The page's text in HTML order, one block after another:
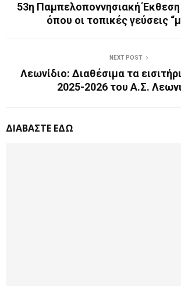
53η Παμπελοποννησιακή Έκθεση
όπου οι τοπικές γεύσεις
NEXT POST
Λεωνίδιο: Διαθέσιμα τα
2025-2026 του Α.Σ.
ΔΙΑΒΑΣΤΕ ΕΔΩ